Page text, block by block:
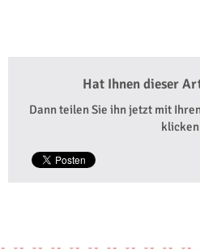
Hat Ihnen dieser
Dann teilen Sie ihn jetzt mit